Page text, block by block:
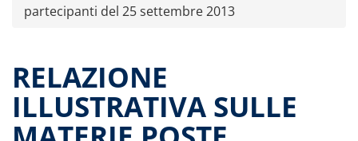
Dati storici performance
Relazioni di gestione e Resoconti intermedi
Governance
Assemblee
partecipanti del 25 settembre 2013
RELAZIONE
ILLUSTRATIVA SULLE